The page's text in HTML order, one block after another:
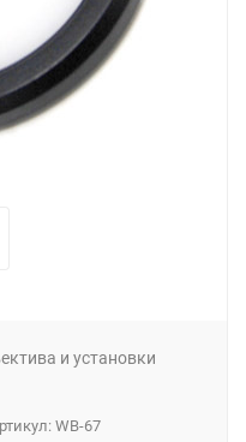
и установки
WB-67